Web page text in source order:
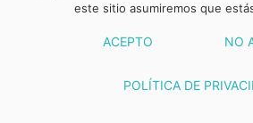
este sitio asumiremos que
ACEPTO NO
POLÍTICA DE